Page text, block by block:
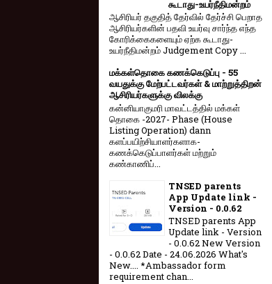
கூடாது-உயர்நீதிமன்றம்
ஆசிரியர் தகுதித் தேர்வில் தேர்ச்சி பெறாத
ஆசிரியர்களின் பதவி உயர்வு சார்ந்த எந்த
கோரிக்கைகளையும் ஏற்க கூடாது-
உயர்நீதிமன்றம் Judgement Copy ...
மக்கள்தொகை கணக்கெடுப்பு - 55
வயதுக்கு மேற்பட்டவர்கள் & மாற்றுத்திறன்
ஆசிரியர்களுக்கு விலக்கு
கன்னியாகுமரி மாவட்டத்தில் மக்கள்
தொகை -2027- Phase (House
Listing Operation) dann
களப்பயிற்சியாளர்களாக-
கணக்கெடுப்பாளர்கள் மற்றும்
கண்காணிப்...
TNSED parents
App Update link -
Version - 0.0.62
TNSED parents App
Update link - Version
- 0.0.62 New Version
- 0.0.62 Date - 24.06.2026 What's
New.... *Ambassador form
requirement chan...